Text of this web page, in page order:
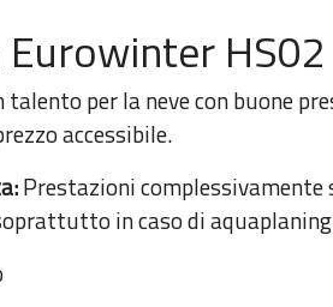
Eurowinter
talento per la neve con buone
accessibile.
Prestazioni complessivamente
in caso di